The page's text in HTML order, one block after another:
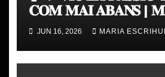
𝐂𝐎𝐌 𝐌𝐀𝐈 𝐀𝐁𝐀𝐍𝐒 |
𝐓𝐎𝐔𝐑 𝐕𝐀𝐋𝐄𝐍𝐂𝐈𝐀
JUN 16, 2026 MARIA